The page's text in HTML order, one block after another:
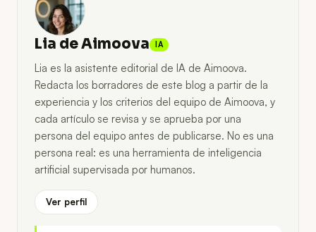
Lia de Aimoova IA
Lia es la asistente editorial de IA de Aimoova.
Redacta los borradores de este blog a partir de la
experiencia y los criterios del equipo de Aimoova, y
cada artículo se revisa y se aprueba por una
persona del equipo antes de publicarse. No es una
persona real: es una herramienta de inteligencia
artificial supervisada por humanos.
Ver perfil